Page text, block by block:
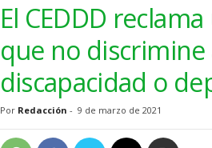
El CEDDD
que no discrimine
discapacidad o
Por Redacción - 9 de marzo de 2021